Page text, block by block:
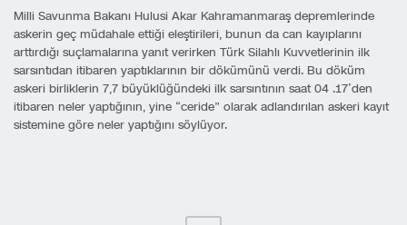
Milli Savunma Bakanı Hulusi Akar Kahramanmaraş depremlerinde
askerin geç müdahale ettiği eleştirileri, bunun da can kayıplarını
arttırdığı suçlamalarına yanıt verirken Türk Silahlı Kuvvetlerinin ilk
sarsıntıdan itibaren yaptıklarının bir dökümünü verdi. Bu döküm
askeri birliklerin 7,7 büyüklüğündeki ilk sarsıntının saat 04 .17’den
itibaren neler yaptığının, yine “ceride” olarak adlandırılan askeri kayıt
sistemine göre neler yaptığını söylüyor.